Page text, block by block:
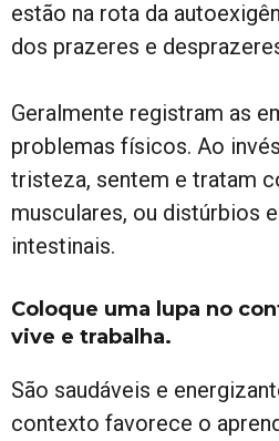
estão na rota da
dos prazeres e
Geralmente registram as
problemas físicos. Ao
tristeza, sentem e tratam
musculares, ou distúrbios
intestinais.
Coloque uma lupa no
vive e trabalha.
São saudáveis e
contexto favorece o